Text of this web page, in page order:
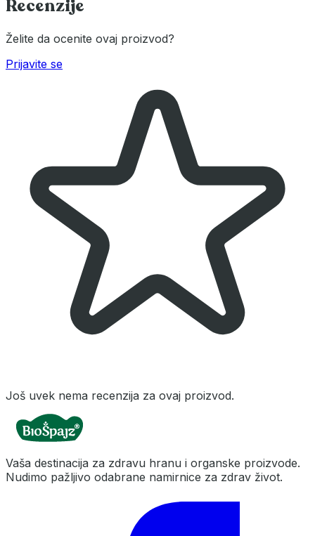
Recenzije
Želite da ocenite ovaj proizvod?
Prijavite se
Još uvek nema recenzija za ovaj proizvod.
Vaša destinacija za zdravu hranu i organske proizvode.
Nudimo pažljivo odabrane namirnice za zdrav život.